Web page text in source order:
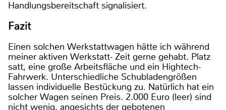
Handlungsbereitschaft signalisiert.
Fazit
Einen solchen Werkstattwagen hätte ich während
meiner aktiven Werkstatt- Zeit gerne gehabt. Platz
satt, eine große Arbeitsfläche und ein Hightech-
Fahrwerk. Unterschiedliche Schubladengrößen
lassen individuelle Bestückung zu. Natürlich hat ein
solcher Wagen seinen Preis. 2.000 Euro (leer) sind
nicht wenig, angesichts der gebotenen